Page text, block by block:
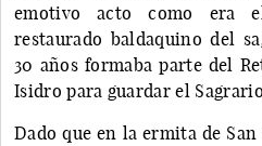
emotivo acto como era
restaurado baldaquino del
30 años formaba parte del
Isidro para guardar el
Dado que en la ermita de